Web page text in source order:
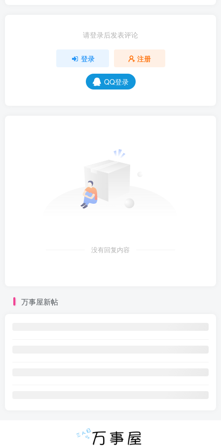
请登录后发表评论
登录 注册
QQ登录
没有回复内容
万事屋新帖